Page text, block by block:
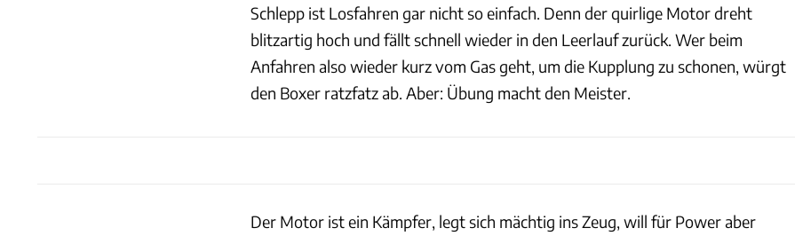
Schlepp ist Losfahren gar nicht so einfach. Denn der quirlige Motor dreht
blitzartig hoch und fällt schnell wieder in den Leerlauf zurück. Wer beim
Anfahren also wieder kurz vom Gas geht, um die Kupplung zu schonen, würgt
den Boxer ratzfatz ab. Aber: Übung macht den Meister.
Der Motor ist ein Kämpfer, legt sich mächtig ins Zeug, will für Power aber